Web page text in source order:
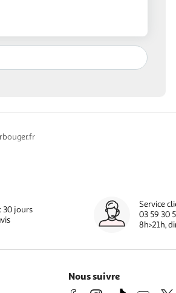
30 jours
Service
03 59 30
8h>21h,
Nous suivre